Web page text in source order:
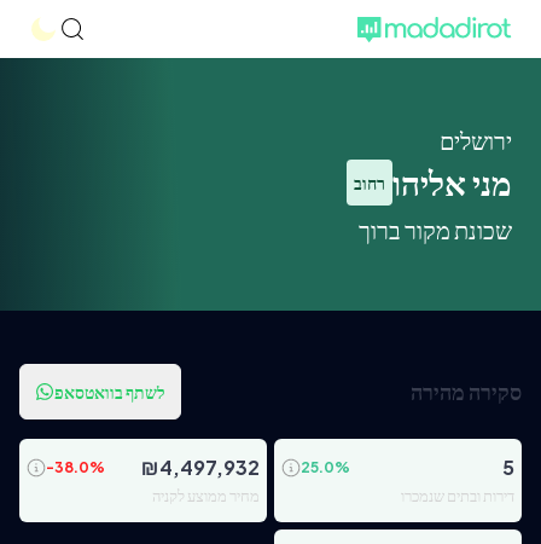
ירושלים
מני אליהו רחוב
שכונת מקור ברוך
סקירה מהירה לשתף בוואטסאפ
5
25.0%
דירות ובתים שנמכרו
₪4,497,932
-38.0%
מחיר ממוצע לקניה